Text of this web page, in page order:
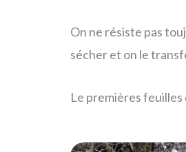
On ne résiste pas
sécher et on le
Le premières